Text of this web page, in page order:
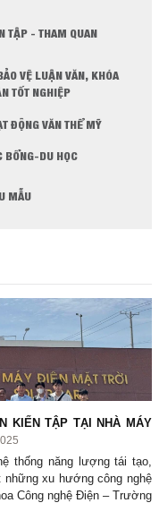
TẬP - THAM QUAN
VỆ LUẬN VĂN, KHÓA
TỐT NGHIỆP
ĐỘNG VĂN THỂ MỸ
BỔNG-DU HỌC
MẪU
KIẾN TẬP TẠI NHÀ MÁY
thống năng lượng tái tạo,
những xu hướng công nghệ
Công nghệ Điện – Trường